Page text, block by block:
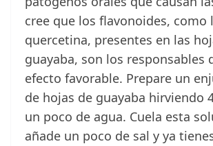
cree que los flavonoides, como
quercetina, presentes en las
guayaba, son los responsables
efecto favorable. Prepare un
de hojas de guayaba hirviendo
un poco de agua. Cuela esta
añade un poco de sal y ya